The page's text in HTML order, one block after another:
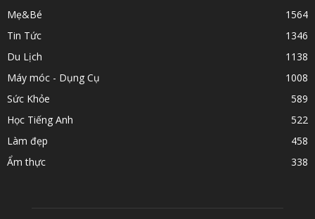
Mẹ&Bé
1564
Tin Tức
1346
Du Lịch
1138
Máy móc - Dụng Cụ
1008
Sức Khỏe
589
Học Tiếng Anh
522
Làm đẹp
458
Ẩm thực
338